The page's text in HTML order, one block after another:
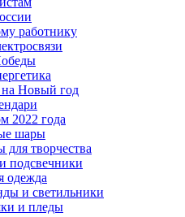
работнику
Новый год
2022 года
шары
творчества
подсвечники
одежда
и светильники
и пледы